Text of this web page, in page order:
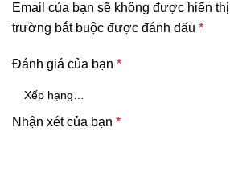
Email của bạn sẽ không được hiển
trường bắt buộc được đánh dấu *
Đánh giá của bạn *
Nhận xét của bạn *